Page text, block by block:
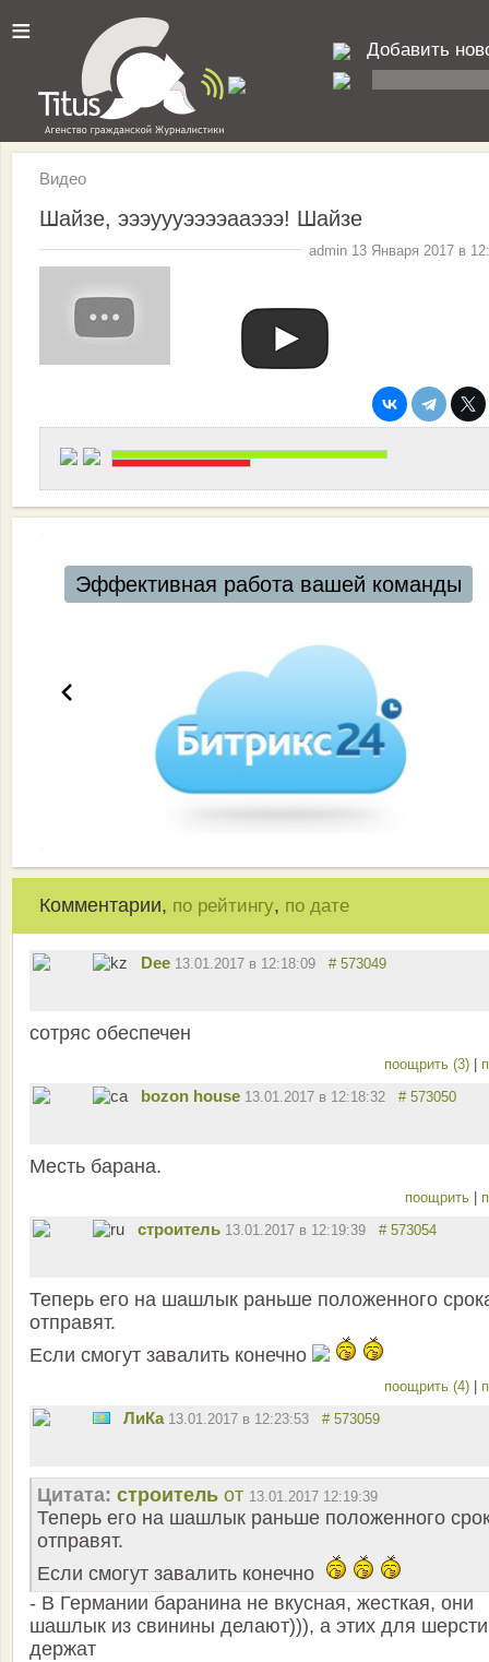
≡ Добавить
Видео
Шайзе, эээуууээээааэээ! Шайзе
admin 13 Января 2017 в
Эффективная работа вашей команды
Комментарии, по рейтингу, по дате
Dee 13.01.2017 в 12:18:09 # 573049
сотряс обеспечен
поощрить (3)
bozon house 13.01.2017 в 12:18:32 # 573050
Месть барана.
поощрить
строитель 13.01.2017 в 12:19:39 # 573054
Теперь его на шашлык раньше положенного
отправят.
Если смогут завалить конечно
поощрить (4)
ЛиКа 13.01.2017 в 12:23:53 # 573059
Цитата: строитель от 13.01.2017 12:19:39
Теперь его на шашлык раньше положенного
отправят.
Если смогут завалить конечно
- В Германии баранина не вкусная, жесткая, они
шашлык из свинины делают))), а этих для шерсти
держат